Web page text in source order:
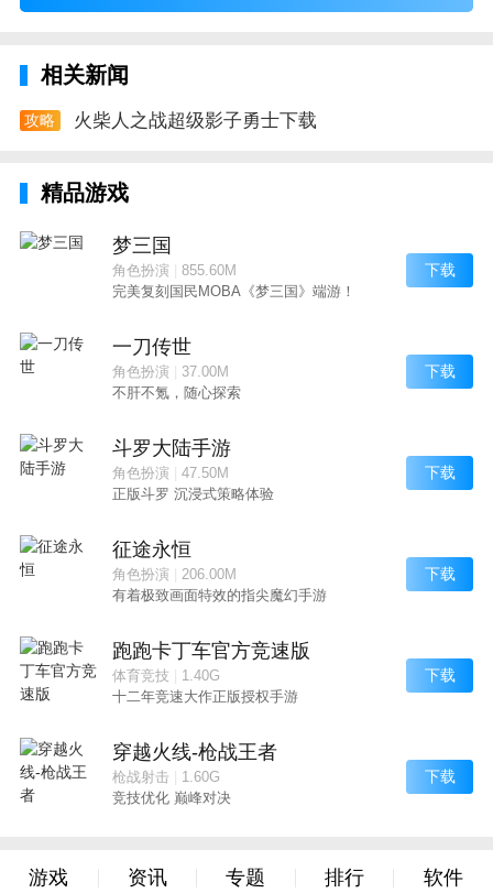
相关新闻
攻略 火柴人之战超级影子勇士下载
精品游戏
梦三国
角色扮演| 855.60M
完美复刻国民MOBA《梦三国》端游！
下载
一刀传世
角色扮演| 37.00M
不肝不氪，随心探索
下载
斗罗大陆手游
角色扮演| 47.50M
正版斗罗 沉浸式策略体验
下载
征途永恒
角色扮演| 206.00M
有着极致画面特效的指尖魔幻手游
下载
跑跑卡丁车官方竞速版
体育竞技
1.40G
十二年竞速大作正版授权手游
下载
穿越火线-枪战王者
枪战射击
1.60G
竞技优化 巅峰对决
下载
游戏 资讯 专题 排行 软件